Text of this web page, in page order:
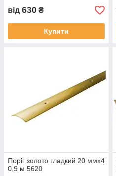
від 630 ₴
Купити
Поріг золото гладкий 20 ммх4
0,9 м 5620